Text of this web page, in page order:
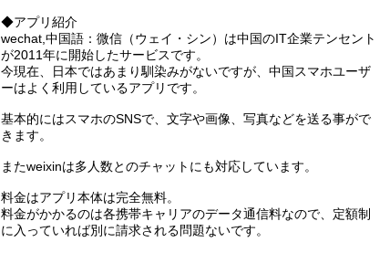
◆アプリ紹介
wechat,中国語：微信（ウェイ・シン）は中国のIT企業テンセント
が2011年に開始したサービスです。
今現在、日本ではあまり馴染みがないですが、中国スマホユーザ
ーはよく利用しているアプリです。
基本的にはスマホのSNSで、文字や画像、写真などを送る事がで
きます。
またweixinは多人数とのチャットにも対応しています。
料金はアプリ本体は完全無料。
料金がかかるのは各携帯キャリアのデータ通信料なので、定額制
に入っていれば別に請求される問題ないです。